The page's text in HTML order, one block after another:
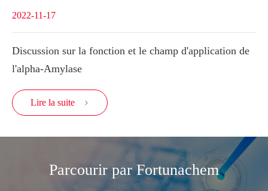
2022-11-17
Discussion sur la fonction et le champ d'application de
l'alpha-Amylase
Lire la suite 
Parcourir par Fortunachem